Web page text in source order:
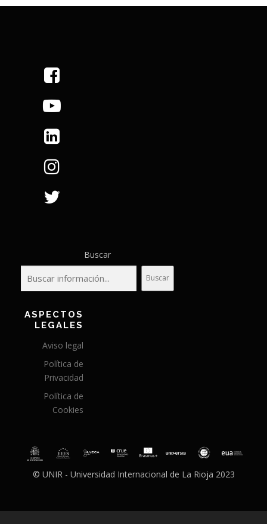
Buscar
Buscar
ASPECTOS
LEGALES
Aviso legal
Política de
Privacidad
Política de
Cookies
© UNIR - Universidad Internacional de La Rioja 2023